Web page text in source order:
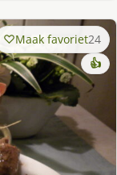
Maak favoriet24
👍